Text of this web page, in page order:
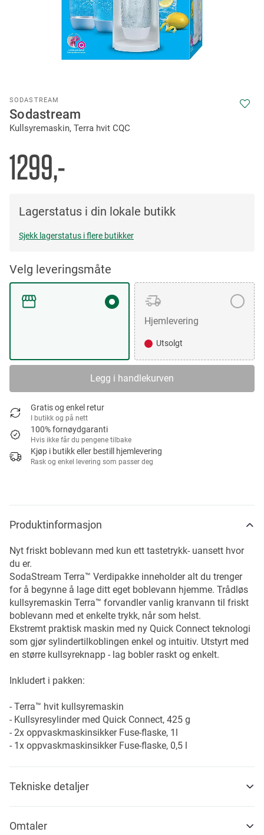
SODASTREAM
Sodastream
Kullsyremaskin, Terra hvit CQC
1299,-
Lagerstatus i din lokale butikk
Sjekk lagerstatus i flere butikker
Velg leveringsmåte
Hjemlevering
Utsolgt
Legg i handlekurven
Gratis og enkel retur
I butikk og på nett
100% fornøydgaranti
Hvis ikke får du pengene tilbake
Kjøp i butikk eller bestill hjemlevering
Rask og enkel levering som passer deg
to
the
beginning
the
images
gallery
Produktinformasjon
Nyt friskt boblevann med kun ett tastetrykk- uansett hvor
du er.
SodaStream Terra™ Verdipakke inneholder alt du trenger
for å begynne å lage ditt eget boblevann hjemme. Trådløs
kullsyremaskin Terra™ forvandler vanlig kranvann til friskt
boblevann med et enkelte trykk, når som helst.
Ekstremt praktisk maskin med ny Quick Connect teknologi
som gjør sylindertilkoblingen enkel og intuitiv. Utstyrt med
en større kullsyreknapp - lag bobler raskt og enkelt.
Inkludert i pakken:
- Terra™ hvit kullsyremaskin
- Kullsyresylinder med Quick Connect, 425 g
- 2x oppvaskmaskinsikker Fuse-flaske, 1l
- 1x oppvaskmaskinsikker Fuse-flaske, 0,5 l
Tekniske detaljer
Omtaler